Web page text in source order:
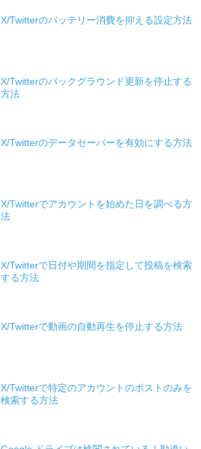
X/Twitterのバッテリー消費を抑える設定方法
X/Twitterのバックグラウンド更新を停止する
方法
X/Twitterのデータセーバーを有効にする方法
X/Twitterでアカウントを始めた日を調べる方
法
X/Twitterで日付や期間を指定して投稿を検索
する方法
X/Twitterで動画の自動再生を停止する方法
X/Twitterで特定のアカウントのポストのみを
検索する方法